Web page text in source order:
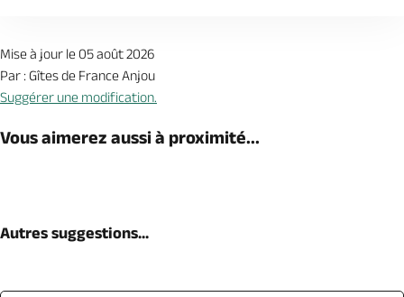
Mise à jour le 05 août 2026
Par : Gîtes de France Anjou
Suggérer une modification.
Vous aimerez aussi à proximité...
Autres suggestions...